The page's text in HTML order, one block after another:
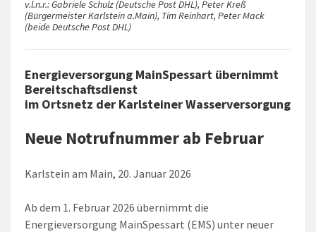
v.l.n.r.: Gabriele Schulz (Deutsche Post DHL), Peter Kreß
(Bürgermeister Karlstein a.Main), Tim Reinhart, Peter Mack
(beide Deutsche Post DHL)
Energieversorgung MainSpessart übernimmt
Bereitschaftsdienst
im Ortsnetz der Karlsteiner Wasserversorgung
Neue Notrufnummer ab Februar
Karlstein am Main, 20. Januar 2026
Ab dem 1. Februar 2026 übernimmt die
Energieversorgung MainSpessart (EMS) unter neuer